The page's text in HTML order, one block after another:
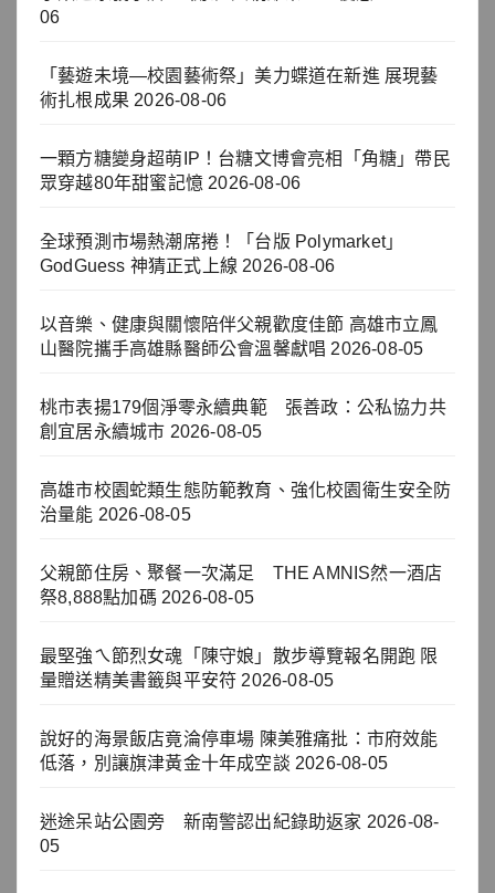
06
「藝遊未境—校園藝術祭」美力蝶道在新進 展現藝
術扎根成果 2026-08-06
一顆方糖變身超萌IP！台糖文博會亮相「角糖」帶民
眾穿越80年甜蜜記憶 2026-08-06
全球預測市場熱潮席捲！「台版 Polymarket」
GodGuess 神猜正式上線 2026-08-06
以音樂、健康與關懷陪伴父親歡度佳節 高雄市立鳳
山醫院攜手高雄縣醫師公會溫馨獻唱 2026-08-05
桃市表揚179個淨零永續典範 張善政：公私協力共
創宜居永續城市 2026-08-05
高雄市校園蛇類生態防範教育、強化校園衛生安全防
治量能 2026-08-05
父親節住房、聚餐一次滿足 THE AMNIS然一酒店
祭8,888點加碼 2026-08-05
最堅強ㄟ節烈女魂「陳守娘」散步導覽報名開跑 限
量贈送精美書籤與平安符 2026-08-05
說好的海景飯店竟淪停車場 陳美雅痛批：市府效能
低落，別讓旗津黃金十年成空談 2026-08-05
迷途呆站公園旁 新南警認出紀錄助返家 2026-08-
05